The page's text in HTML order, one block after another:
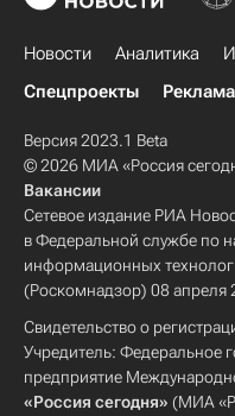
Новости Аналитика
Спецпроекты
Реклама
Версия 2023.1 Beta
© 2026 МИА «Россия
Вакансии
Сетевое издание РИА
в Федеральной службе по
информационных
(Роскомнадзор) 08 апреля
Свидетельство о
Учредитель: Федеральное
предприятие
«Россия сегодня» (МИА